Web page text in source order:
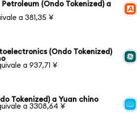
(Ondo Tokenized) a
a 381,35 ¥
(Ondo Tokenized)
a 937,71 ¥
Tokenized) a Yuan chino
a 3308,64 ¥